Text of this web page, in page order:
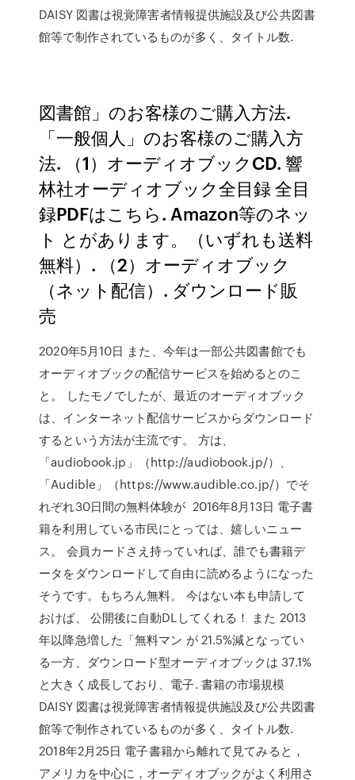
DAISY 図書は視覚障害者情報提供施設及び公共図書
館等で制作されているものが多く、タイトル数.
図書館」のお客様のご購入方法.
「一般個人」のお客様のご購入方
法. （1）オーディオブックCD. 響
林社オーディオブック全目録 全目
録PDFはこちら. Amazon等のネッ
ト とがあります。（いずれも送料
無料）. （2）オーディオブック
（ネット配信）. ダウンロード販
売
2020年5月10日 また、今年は一部公共図書館でも
オーディオブックの配信サービスを始めるとのこ
と。 したモノでしたが、最近のオーディオブック
は、インターネット配信サービスからダウンロード
するという方法が主流です。 方は、
「audiobook.jp」（http://audiobook.jp/）、
「Audible」（https://www.audible.co.jp/）でそ
れぞれ30日間の無料体験が 2016年8月13日 電子書
籍を利用している市民にとっては、嬉しいニュー
ス。 会員カードさえ持っていれば、誰でも書籍デ
ータをダウンロードして自由に読めるようになった
そうです。もちろん無料。 今はない本も申請して
おけば、 公開後に自動DLしてくれる！ また 2013
年以降急増した「無料マン が 21.5%減となってい
る一方、ダウンロード型オーディオブックは 37.1%
と大きく成長しており、電子. 書籍の市場規模
DAISY 図書は視覚障害者情報提供施設及び公共図書
館等で制作されているものが多く、タイトル数.
2018年2月25日 電子書籍から離れて見てみると，
アメリカを中心に，オーディオブックがよく利用さ